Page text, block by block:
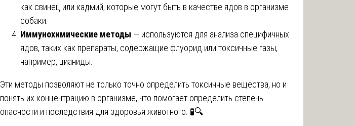
как свинец или кадмий, которые могут быть в качестве ядов в организме
собаки.
Иммунохимические методы — используются для анализа специфичных
ядов, таких как препараты, содержащие флуорид или токсичные газы,
например, цианиды.
Эти методы позволяют не только точно определить токсичные вещества, но и
понять их концентрацию в организме, что помогает определить степень
опасности и последствия для здоровья животного. 🧪🔍